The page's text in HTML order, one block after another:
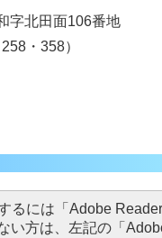
字北田面106番地
・358）
るには「Adobe
い方は、左記の「